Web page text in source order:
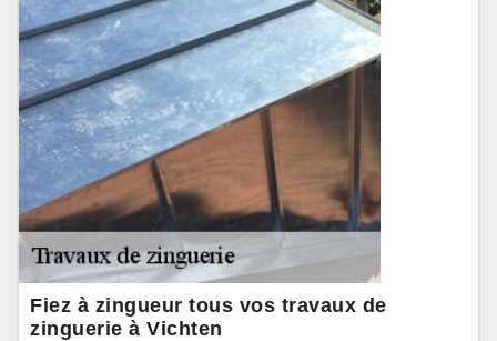
Fiez à zingueur tous vos travaux de
zinguerie à Vichten